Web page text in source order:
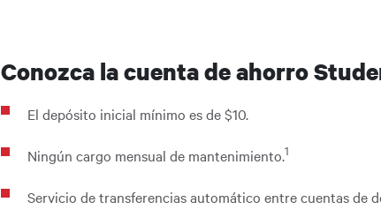
Conozca la cuenta de ahorro
El depósito inicial mínimo es de $10.
Ningún cargo mensual de mantenimiento.1
Servicio de transferencias automático entre cuentas de